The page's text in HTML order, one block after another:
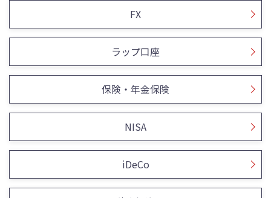
FX
ラップ口座
保険・年金保険
NISA
iDeCo